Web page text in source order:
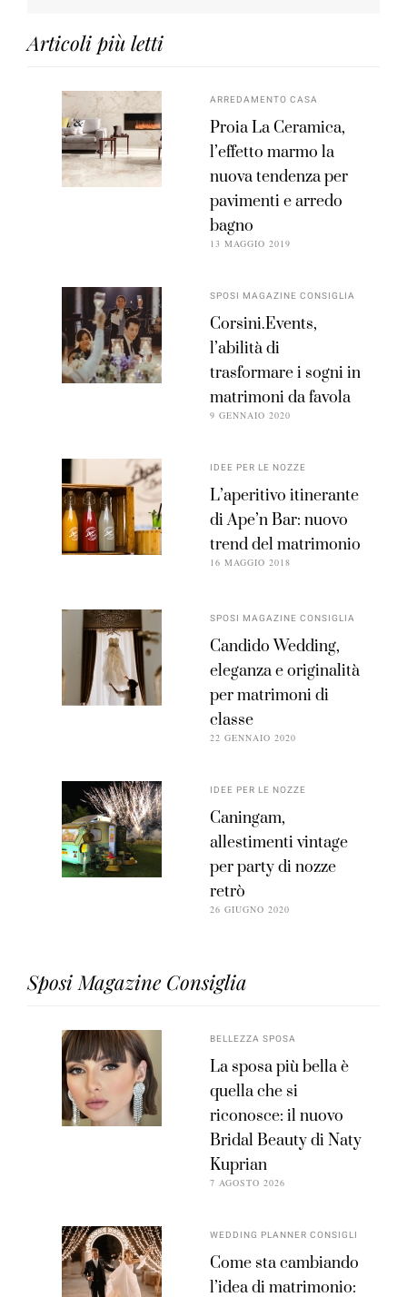
Articoli più letti
ARREDAMENTO CASA
Proia La Ceramica,
l’effetto marmo la
nuova tendenza per
pavimenti e arredo
bagno
13 MAGGIO 2019
SPOSI MAGAZINE CONSIGLIA
Corsini.Events,
l’abilità di
trasformare i sogni in
matrimoni da favola
9 GENNAIO 2020
IDEE PER LE NOZZE
L’aperitivo itinerante
di Ape’n Bar: nuovo
trend del matrimonio
16 MAGGIO 2018
SPOSI MAGAZINE CONSIGLIA
Candido Wedding,
eleganza e originalità
per matrimoni di
classe
22 GENNAIO 2020
IDEE PER LE NOZZE
Caningam,
allestimenti vintage
per party di nozze
retrò
26 GIUGNO 2020
Sposi Magazine Consiglia
BELLEZZA SPOSA
La sposa più bella è
quella che si
riconosce: il nuovo
Bridal Beauty di Naty
Kuprian
7 AGOSTO 2026
WEDDING PLANNER CONSIGLI
Come sta cambiando
l’idea di matrimonio: